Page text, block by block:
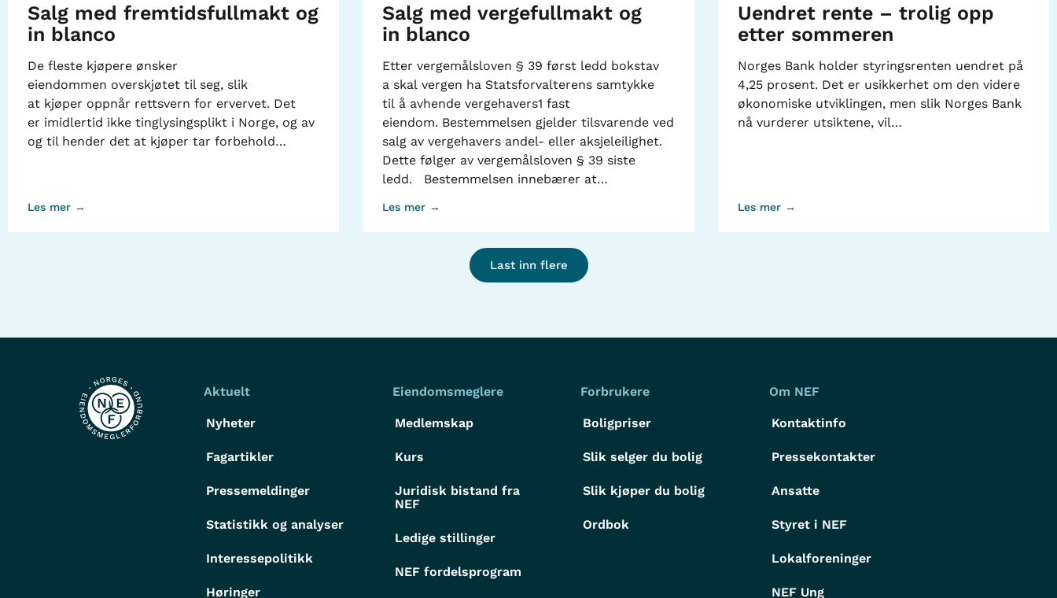
Salg med fremtidsfullmakt og
in blanco
De fleste kjøpere ønsker
eiendommen overskjøtet til seg, slik
at kjøper oppnår rettsvern for ervervet. Det
er imidlertid ikke tinglysingsplikt i Norge, og av
og til hender det at kjøper tar forbehold…
Les mer →
Salg med vergefullmakt og
in blanco
Etter vergemålsloven § 39 først ledd bokstav
a skal vergen ha Statsforvalterens samtykke
til å avhende vergehavers1 fast
eiendom. Bestemmelsen gjelder tilsvarende ved
salg av vergehavers andel- eller aksjeleilighet.
Dette følger av vergemålsloven § 39 siste
ledd. Bestemmelsen innebærer at…
Les mer →
Uendret rente – trolig opp
etter sommeren
Norges Bank holder styringsrenten uendret på
4,25 prosent. Det er usikkerhet om den videre
økonomiske utviklingen, men slik Norges Bank
nå vurderer utsiktene, vil…
Les mer →
Last inn flere
Aktuelt
Nyheter
Fagartikler
Pressemeldinger
Statistikk og analyser
Interessepolitikk
Høringer
Eiendomsmeglere
Medlemskap
Kurs
Juridisk bistand fra
NEF
Ledige stillinger
NEF fordelsprogram
Forbrukere
Boligpriser
Slik selger du bolig
Slik kjøper du bolig
Ordbok
Om NEF
Kontaktinfo
Pressekontakter
Ansatte
Styret i NEF
Lokalforeninger
NEF Ung